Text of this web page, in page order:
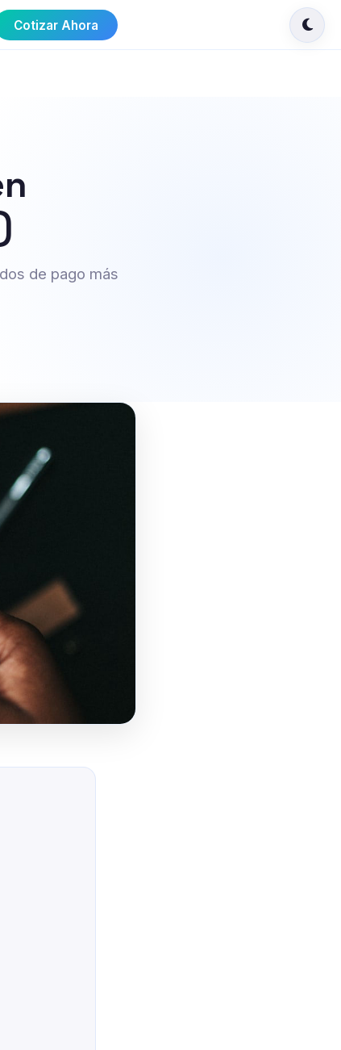
Cotizar Ahora
de pago más